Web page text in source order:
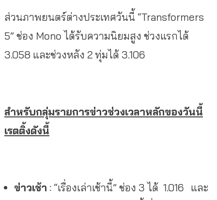
ส่วนภาพยนตร์ต่างประเทศวันนี้ “Transformers
5” ช่อง Mono ได้รับความนิยมสูง ช่วงแรกได้
3.058 และช่วงหลัง 2 ทุ่มได้ 3.106
สำหรับกลุ่มรายการข่าวช่วงเวลาหลักของวันนี้
เรตติ้งดังนี้
ข่าวเช้า : “เรื่องเล่าเช้านี้” ช่อง 3 ได้ 1.016 และ